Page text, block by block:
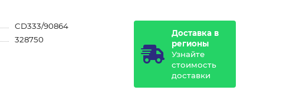
CD333/90864
328750
Доставка в
регионы
Узнайте
стоимость
доставки